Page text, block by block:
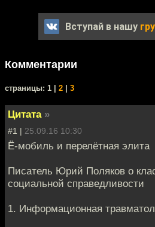
Вступай в нашу
Комментарии
cтраницы: 1 | 2 3
Цитата »
#1 | 25.09.16 10:30
Ё-мобиль и перелётная элита
Писатель Юрий Поляков о
социальной справедливости
1. Информационная